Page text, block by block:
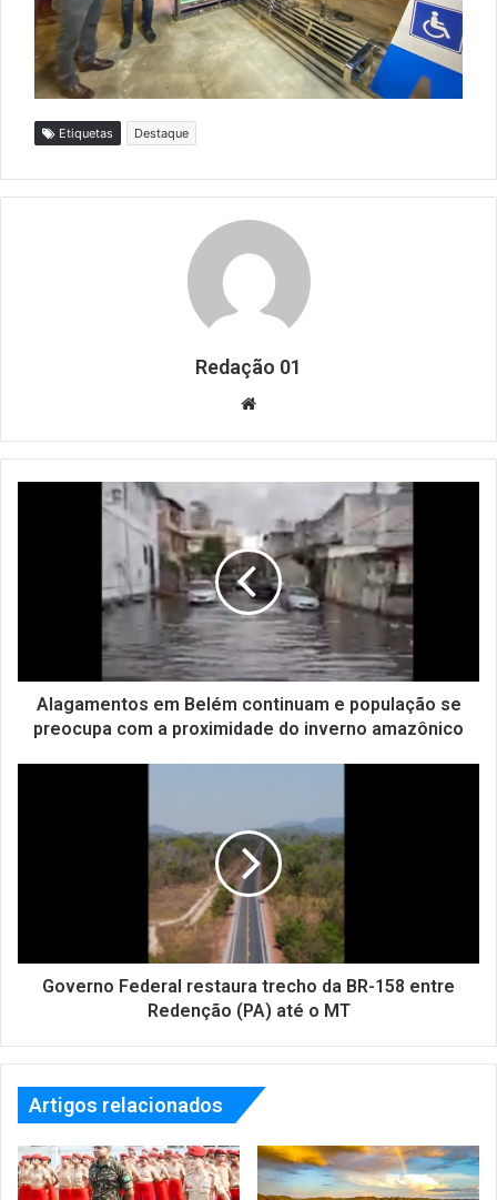
Etiquetas Destaque
Redação 01
Website
Alagamentos em Belém continuam e população se
preocupa com a proximidade do inverno amazônico
Governo Federal restaura trecho da BR-158 entre
Redenção (PA) até o MT
Artigos relacionados